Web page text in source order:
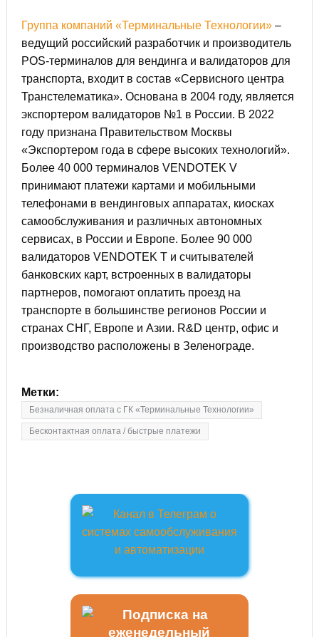
Группа компаний «Терминальные Технологии»–
ведущий российский разработчик и производитель
POS-терминалов для вендинга и валидаторов для
транспорта, входит в состав «Сервисного центра
Транстелематика». Основана в 2004 году, является
экспортером валидаторов №1 в России. В 2022
году признана Правительством Москвы
«Экспортером года в сфере высоких технологий».
Более 40 000 терминалов VENDOTEK V
принимают платежи картами и мобильными
телефонами в вендинговых аппаратах, киосках
самообслуживания и различных автономных
сервисах, в России и Европе. Более 90 000
валидаторов VENDOTEK T и считывателей
банковских карт, встроенных в валидаторы
партнеров, помогают оплатить проезд на
транспорте в большинстве регионов России и
странах СНГ, Европе и Азии. R&D центр, офис и
производство расположены в Зеленограде.
Метки:
Безналичная оплата с ГК «Терминальные Технологии»
Бесконтактная оплата / быстрые платежи